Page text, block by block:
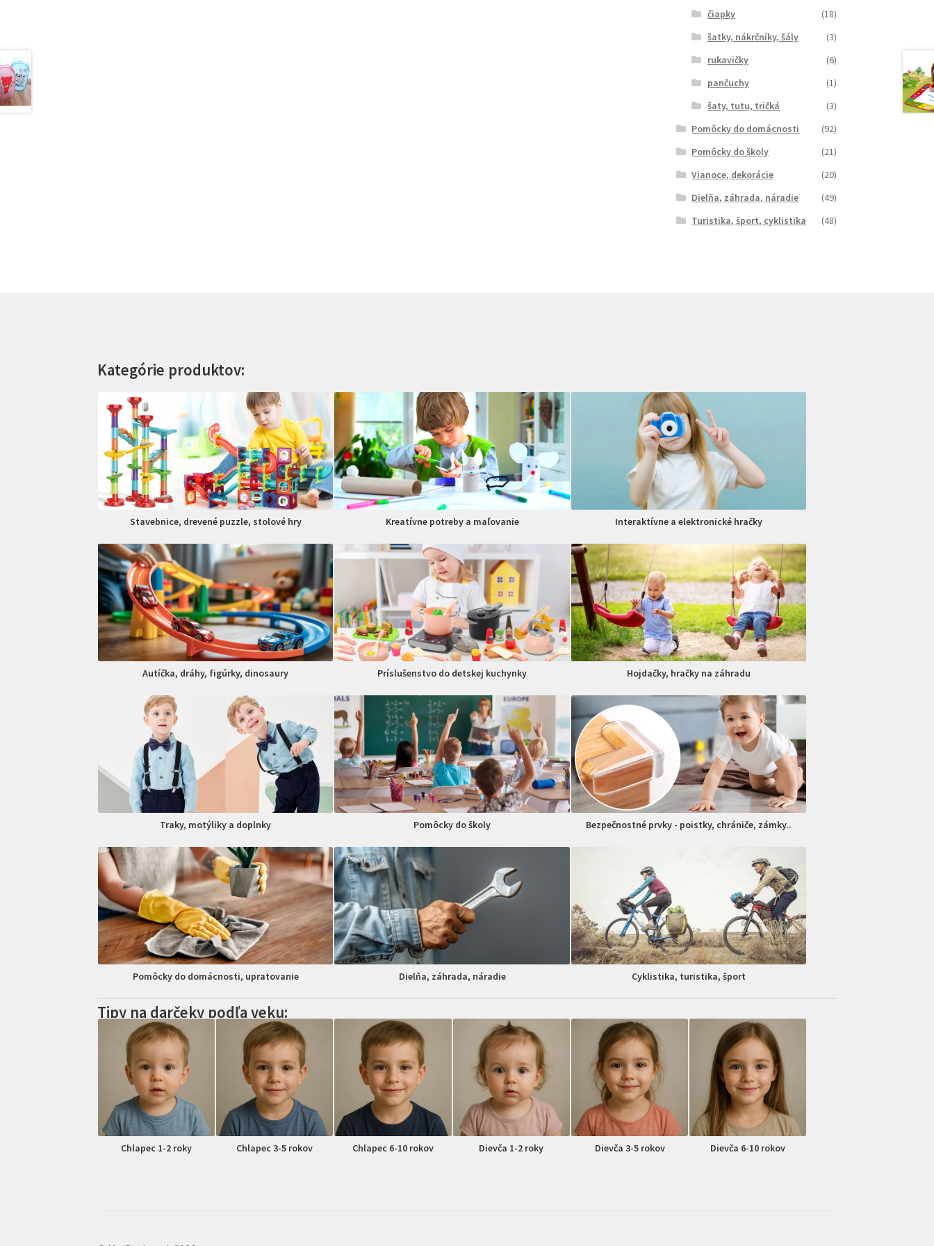
čiapky
(18)
šatky, nákrčníky, šály
(3)
rukavičky
(6)
pančuchy
(1)
šaty, tutu, tričká
(3)
Pomôcky do domácnosti
(92)
Pomôcky do školy
(21)
Vianoce, dekorácie
(20)
Dielňa, záhrada, náradie
(49)
Turistika, šport, cyklistika
(48)
Kategórie produktov:
Stavebnice, drevené puzzle, stolové hry Kreatívne potreby a maľovanie Interaktívne a elektronické hračky
Autíčka, dráhy, figúrky, dinosaury Príslušenstvo do detskej kuchynky Hojdačky, hračky na záhradu
Traky, motýliky a doplnky Pomôcky do školy Bezpečnostné prvky - poistky, chrániče, zámky..
Pomôcky do domácnosti, upratovanie Dielňa, záhrada, náradie Cyklistika, turistika, šport
Tipy na darčeky podľa veku:
Chlapec 1-2 roky Chlapec 3-5 rokov Chlapec 6-10 rokov Dievča 1-2 roky Dievča 3-5 rokov Dievča 6-10 rokov